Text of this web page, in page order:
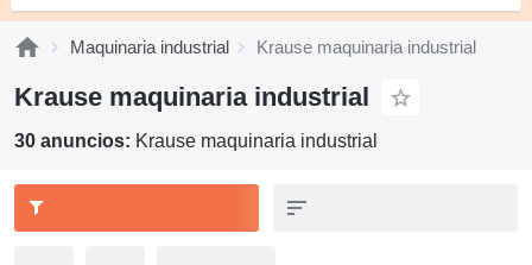
Maquinaria industrial Krause maquinaria industrial
Krause maquinaria industrial
30 anuncios: Krause maquinaria industrial